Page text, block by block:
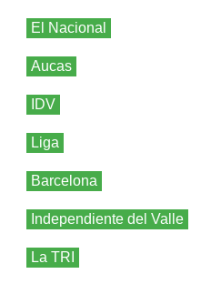
El Nacional
Aucas
IDV
Liga
Barcelona
Independiente del Valle
La TRI